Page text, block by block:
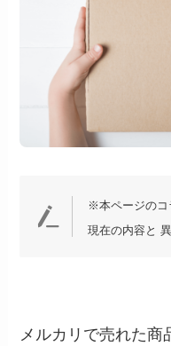
※本ページのコ
現在の内容と
メルカリで売れた商